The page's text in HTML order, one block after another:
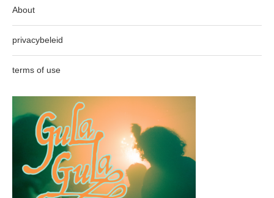
About
privacybeleid
terms of use